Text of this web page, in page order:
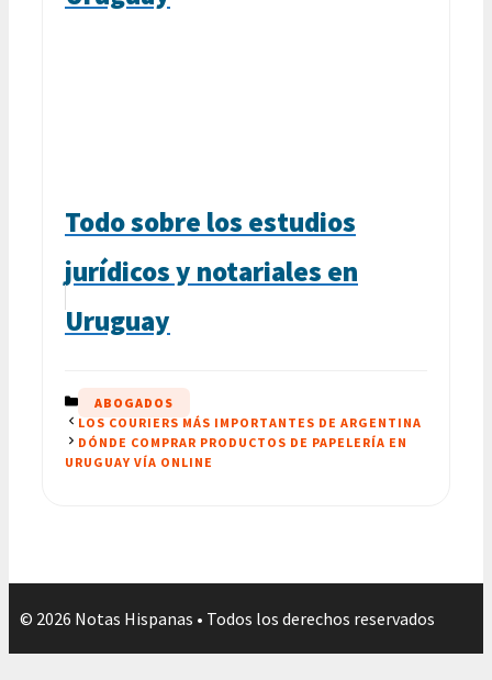
Todo sobre los estudios
jurídicos y notariales en
Uruguay
CATEGORÍAS
ABOGADOS
LOS COURIERS MÁS IMPORTANTES DE ARGENTINA
DÓNDE COMPRAR PRODUCTOS DE PAPELERÍA EN
URUGUAY VÍA ONLINE
© 2026 Notas Hispanas • Todos los derechos reservados